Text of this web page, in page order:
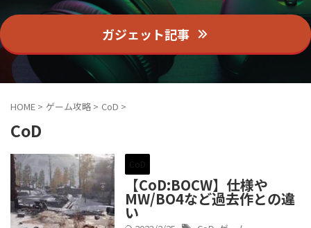
ガジェット記事
HOME > ゲーム攻略 > CoD >
CoD
CoD
【CoD:BOCW】仕様や
MW/BO4など過去作との違
い